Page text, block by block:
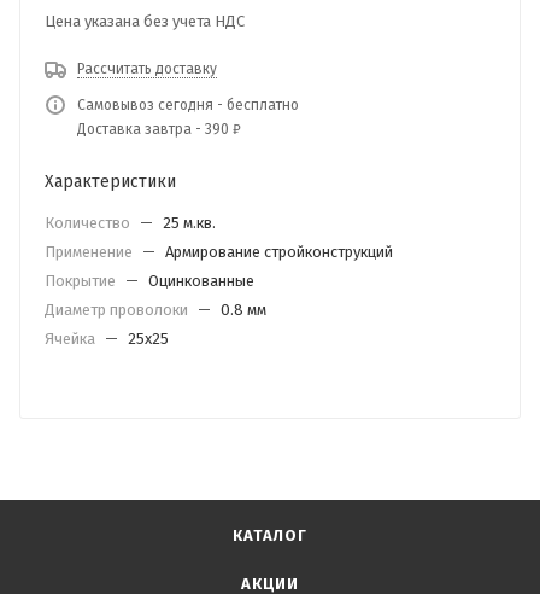
Цена указана без учета НДС
Рассчитать доставку
Самовывоз сегодня - бесплатно
Доставка завтра - 390 ₽
Характеристики
Количество — 25 м.кв.
Применение
— Армирование стройконструкций
Покрытие
— Оцинкованные
Диаметр проволоки
— 0.8 мм
Ячейка — 25х25
КАТАЛОГ
АКЦИИ